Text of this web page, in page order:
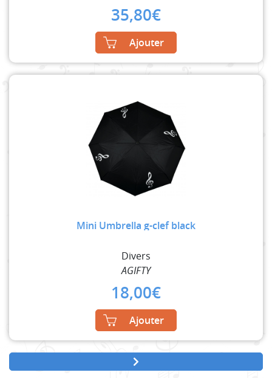
35,80€
Ajouter
Mini Umbrella g-clef black
Divers
AGIFTY
18,00€
Ajouter